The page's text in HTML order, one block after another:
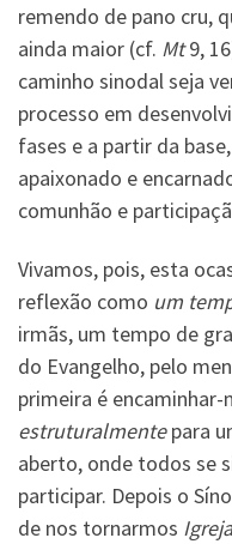
remendo de pano cru,
ainda maior (cf. Mt9,
caminho sinodal seja
processo em
fases e a partir da
apaixonado e
comunhão e
Vivamos, pois, esta
reflexão como um
irmãs, um tempo de
do Evangelho, pelo
primeira é encaminhar-
estruturalmentepara
aberto, onde todos se
participar. Depois o
de nos tornarmos